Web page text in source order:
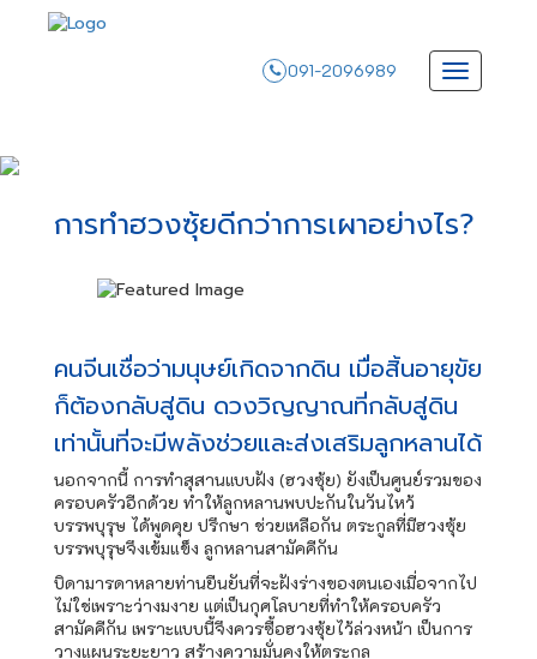
091-2096989
การทำฮวงซุ้ยดีกว่าการเผาอย่างไร?
คนจีนเชื่อว่ามนุษย์เกิดจากดิน เมื่อสิ้นอายุขัย
ก็ต้องกลับสู่ดิน ดวงวิญญาณที่กลับสู่ดิน
เท่านั้นที่จะมีพลังช่วยและส่งเสริมลูกหลานได้
นอกจากนี้ การทำสุสานแบบฝัง (ฮวงซุ้ย) ยังเป็นศูนย์รวมของ
ครอบครัวอีกด้วย ทำให้ลูกหลานพบปะกันในวันไหว้
บรรพบุรุษ ได้พูดคุย ปรึกษา ช่วยเหลือกัน ตระกูลที่มีฮวงซุ้ย
บรรพบุรุษจึงเข้มแข็ง ลูกหลานสามัคคีกัน
บิดามารดาหลายท่านยืนยันที่จะฝังร่างของตนเองเมื่อจากไป
ไม่ใช่เพราะว่างมงาย แต่เป็นกุศโลบายที่ทำให้ครอบครัว
สามัคคีกัน เพราะแบบนี้จึงควรซื้อฮวงซุ้ยไว้ล่วงหน้า เป็นการ
วางแผนระยะยาว สร้างความมั่นคงให้ตระกูล